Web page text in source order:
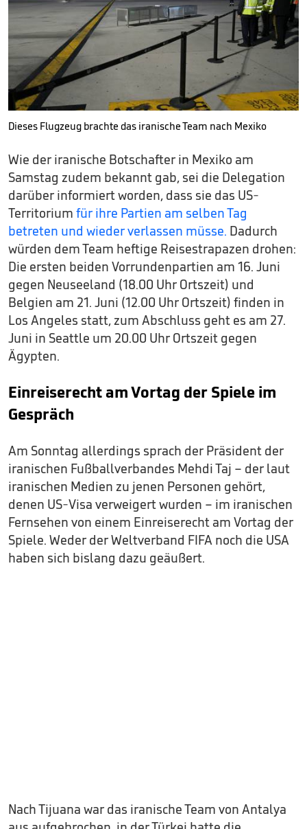
Dieses Flugzeug brachte das iranische Team nach Mexiko
Wie der iranische Botschafter in Mexiko am
Samstag zudem bekannt gab, sei die Delegation
darüber informiert worden, dass sie das US-
Territorium für ihre Partien am selben Tag
betreten und wieder verlassen müsse. Dadurch
würden dem Team heftige Reisestrapazen drohen:
Die ersten beiden Vorrundenpartien am 16. Juni
gegen Neuseeland (18.00 Uhr Ortszeit) und
Belgien am 21. Juni (12.00 Uhr Ortszeit) finden in
Los Angeles statt, zum Abschluss geht es am 27.
Juni in Seattle um 20.00 Uhr Ortszeit gegen
Ägypten.
Einreiserecht am Vortag der Spiele im
Gespräch
Am Sonntag allerdings sprach der Präsident der
iranischen Fußballverbandes Mehdi Taj – der laut
iranischen Medien zu jenen Personen gehört,
denen US-Visa verweigert wurden – im iranischen
Fernsehen von einem Einreiserecht am Vortag der
Spiele. Weder der Weltverband FIFA noch die USA
haben sich bislang dazu geäußert.
Nach Tijuana war das iranische Team von Antalya